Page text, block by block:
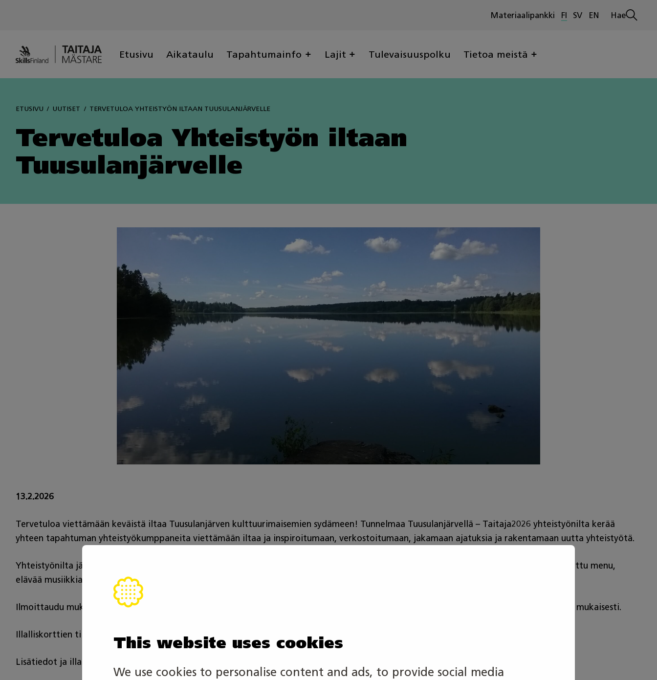
This website uses cookies
We use cookies to personalise content and ads, to provide social media
Materiaalipankki FI SV EN
Avaa
Hae
Etusivu Aikataulu Tapahtumainfo Lajit Tulevaisuuspolku Tietoa meistä
ETUSIVU UUTISET TERVETULOA YHTEISTYÖN ILTAAN TUUSULANJÄRVELLE
Tervetuloa Yhteistyön iltaan
Tuusulanjärvelle
13.2.2026
Tervetuloa viettämään keväistä iltaa Tuusulanjärven kulttuurimaisemien sydämeen! Tunnelmaa Tuusulanjärvellä – Taitaja2026 yhteistyönilta kerää
yhteen tapahtuman yhteistyökumppaneita viettämään iltaa ja inspiroitumaan, verkostoitumaan, jakamaan ajatuksia ja rakentamaan uutta yhteistyötä.
Yhteistyönilta järjestetään Krapin Pajalla (Rantatie 2, 04310 Tuusula)
. Tarjolla on kauden parhaista antimista koottu menu,
elävää musiikkia sekä keskustelua ainutlaatuisessa ympäristössä.
Ilmoittaudu mukaan ajoissa, sillä illalliskortteja on myynnissä rajoitettu määrä. Tilaukset ovat sitovia ja illalliskortit laskutetaan tilausten mukaisesti.
Illalliskorttien tilaaminen:https://www.lyyti.fi/reg/Tunnelmaa_Tuusulanjrvell__Yhteistyn_ilta_3397
Lisätiedot ja illan menu: